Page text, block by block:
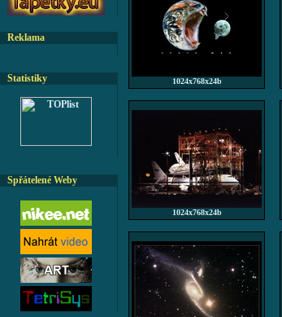
Reklama
Statistiky
Spřátelené Weby
1024x768x24b
1024x768x24b